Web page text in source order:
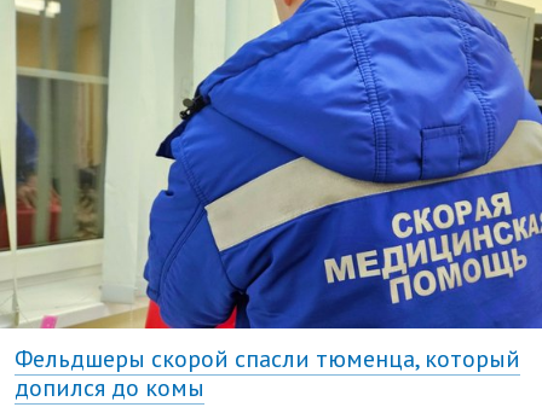
Фельдшеры скорой спасли тюменца, который
допился до комы